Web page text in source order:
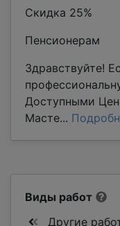
Скидка 25%
Пенсионерам
Здравствуйте!
Доступными
Масте...
Виды работ
Другие